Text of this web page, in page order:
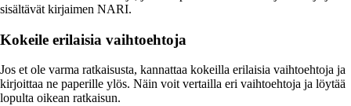
sisältävät kirjaimen NARI.
Kokeile erilaisia vaihtoehtoja
Jos et ole varma ratkaisusta, kannattaa kokeilla erilaisia vaihtoehtoja ja
kirjoittaa ne paperille ylös. Näin voit vertailla eri vaihtoehtoja ja löytää
lopulta oikean ratkaisun.